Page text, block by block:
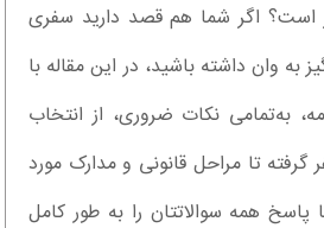
است؟ اگر شما هم قصد دارید سفری
به وان داشته باشید، در این مقاله با
به‌تمامی نکات ضروری، از انتخاب
تا مراحل قانونی و مدارک مورد
پاسخ همه سوالاتتان را به طور کامل